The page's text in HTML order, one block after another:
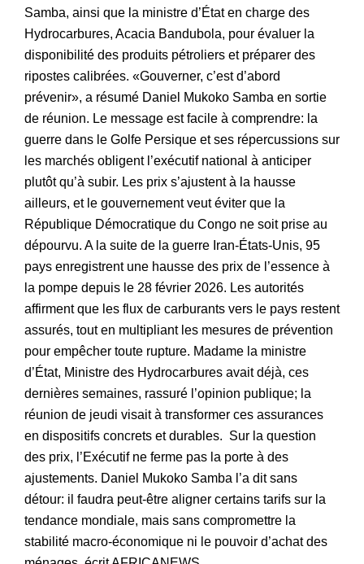
Samba, ainsi que la ministre d’État en charge des
Hydrocarbures, Acacia Bandubola, pour évaluer la
disponibilité des produits pétroliers et préparer des
ripostes calibrées. «Gouverner, c’est d’abord
prévenir», a résumé Daniel Mukoko Samba en sortie
de réunion. Le message est facile à comprendre: la
guerre dans le Golfe Persique et ses répercussions sur
les marchés obligent l’exécutif national à anticiper
plutôt qu’à subir. Les prix s’ajustent à la hausse
ailleurs, et le gouvernement veut éviter que la
République Démocratique du Congo ne soit prise au
dépourvu. A la suite de la guerre Iran-États-Unis, 95
pays enregistrent une hausse des prix de l’essence à
la pompe depuis le 28 février 2026. Les autorités
affirment que les flux de carburants vers le pays restent
assurés, tout en multipliant les mesures de prévention
pour empêcher toute rupture. Madame la ministre
d’État, Ministre des Hydrocarbures avait déjà, ces
dernières semaines, rassuré l’opinion publique; la
réunion de jeudi visait à transformer ces assurances
en dispositifs concrets et durables. Sur la question
des prix, l’Exécutif ne ferme pas la porte à des
ajustements. Daniel Mukoko Samba l’a dit sans
détour: il faudra peut-être aligner certains tarifs sur la
tendance mondiale, mais sans compromettre la
stabilité macro-économique ni le pouvoir d’achat des